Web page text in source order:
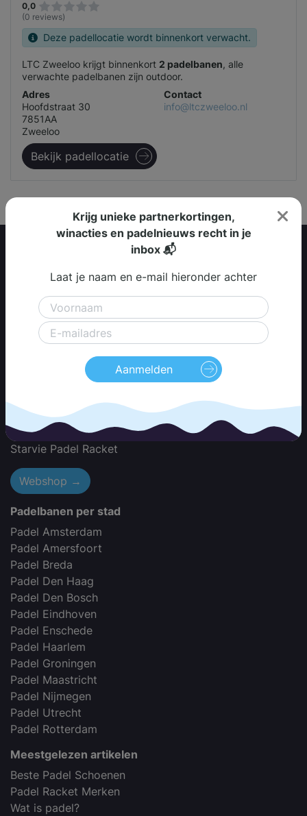
0,0
(0 reviews)
Deze padellocatie wordt binnenkort verwacht.
LTC Zweeloo krijgt binnenkort 2 padelbanen, alle
verwachte padelbanen zijn outdoor.
Adres
Hoofdstraat 30
7851AA
Zweeloo
Contact
info@ltczweeloo.nl
Bekijk padellocatie
Krijg unieke partnerkortingen,
winacties en padelnieuws recht in je
inbox 📬
Laat je naam en e-mail hieronder achter
Aanmelden
Adidas Padel Racket
Akkeron Padel Racket
Babolat Padel Racket
Black Crown Padel Racket
Dunlop Padel Racket
Dutch Padel Racket
Head Padel Racket
Wilson Padel Racket
Nox Padel Racket
Starvie Padel Racket
Webshop →
Padelbanen per stad
Padel Amsterdam
Padel Amersfoort
Padel Breda
Padel Den Haag
Padel Den Bosch
Padel Eindhoven
Padel Enschede
Padel Haarlem
Padel Groningen
Padel Maastricht
Padel Nijmegen
Padel Utrecht
Padel Rotterdam
Meestgelezen artikelen
Beste Padel Schoenen
Padel Racket Merken
Wat is padel?